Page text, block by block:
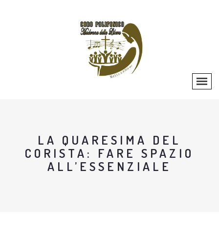
LA QUARESIMA DEL
CORISTA: FARE SPAZIO
ALL’ESSENZIALE